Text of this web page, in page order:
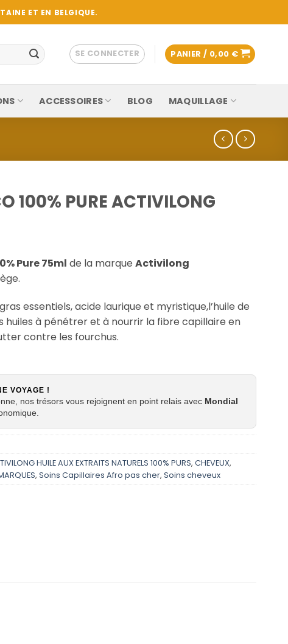
ET EN BELGIQUE.
SE CONNECTER PANIER / 0,00 €
ACCESSOIRES BLOG MAQUILLAGE
100% PURE ACTIVILONG
Pure 75ml de la marque Activilong
essentiels, acide laurique et myristique,l’huile de
huiles à pénétrer et à nourrir la fibre capillaire en
contre les fourchus.
VOYAGE !
nos trésors vous rejoignent en point relais avec Mondial
HUILE AUX EXTRAITS NATURELS 100% PURS, CHEVEUX,
, Soins Capillaires Afro pas cher, Soins cheveux